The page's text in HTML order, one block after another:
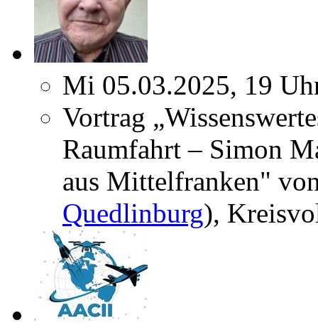
Mi 05.03.2025, 19
Vortrag
Raumfahrt – Simon
aus Mittelfranken"
Quedlinburg),